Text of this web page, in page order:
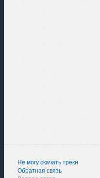
Не могу скачать треки
Обратная связь